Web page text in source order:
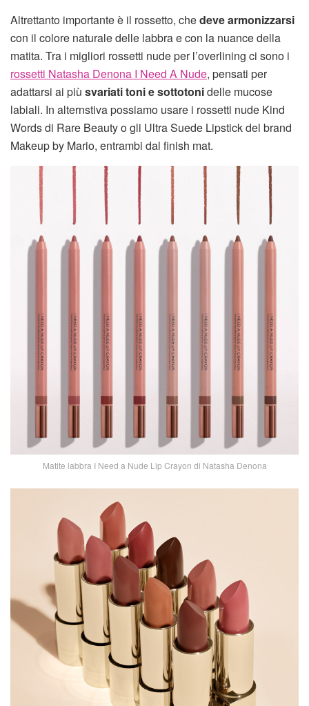
Altrettanto importante è il rossetto, chedeve armonizzarsi
con il colore naturale delle labbra e con la nuance della
matita. Tra i migliori rossetti nude per l’overlining ci sono i
rossetti Natasha Denona I Need A Nude, pensati per
adattarsi ai più svariati toni e sottotonidelle mucose
labiali. In alternstiva possiamo usare i rossetti nude Kind
Words di Rare Beauty o gli Ultra Suede Lipstick del brand
Makeup by Mario, entrambi dal finish mat.
Matite labbra I Need a Nude Lip Crayon di Natasha Denona